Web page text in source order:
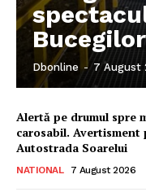
Bucegilor
Dbonline - 7 August
Alertă pe drumul spre
carosabil. Avertisment
Autostrada Soarelui
NATIONAL 7 August 2026